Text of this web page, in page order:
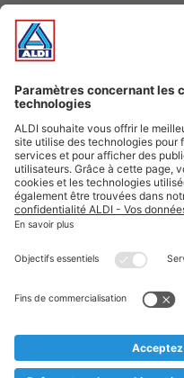
Offres
Infos essentielles
Suivez ALDI
Textes marqués d'un
* Nous vendons ces articles
au cas où, malgré le
prématurément en rupture
** Sur ce site, l’utilisation de